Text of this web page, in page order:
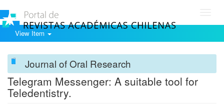
View Item
Journal of Oral Research
Telegram Messenger: A suitable tool for
Teledentistry.